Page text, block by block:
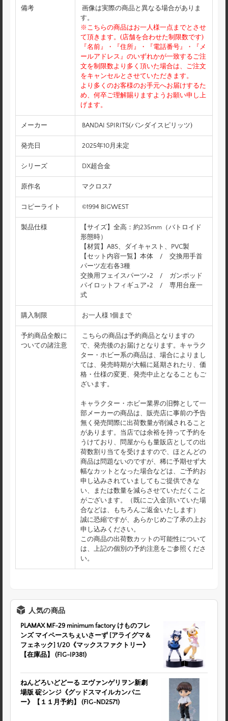
備考
画像は実際の商品と異なる場合がありま
す。
※こちらの商品はお一人様一点までとさせ
て頂きます。(店舗を合わせた制限数です)
『名前』・『住所』・『電話番号』・『メ
ールアドレス』のいずれかが一致するご注
文を制限数より多く頂いた場合は、ご注文
をキャンセルとさせていただきます。
より多くのお客様のお手元へお届けするた
め、何卒ご理解賜りますようお願い申し上
げます。
メーカー BANDAI SPIRITS(バンダイスピリッツ)
発売日 2025年10月未定
シリーズ DX超合金
原作名 マクロス7
コピーライト ©1994 BIGWEST
製品仕様
【サイズ】全高：約235mm（バトロイド
形態時）
【材質】ABS、ダイキャスト、PVC製
【セット内容一覧】本体 / 交換用手首
パーツ左右各3種
交換用フェイスパーツ×2 / ガンポッド
パイロットフィギュア×2 / 専用台座一
式
購入制限 お一人様 1個まで
予約商品全般に
ついての諸注意
こちらの商品は予約商品となりますの
で、発売後のお届けとなります。キャラク
ター・ホビー系の商品は、場合によりまし
ては、発売時期が大幅に延期されたり、価
格・仕様の変更、発売中止となることもご
ざいます。
キャラクター・ホビー業界の旧弊として一
部メーカーの商品は、販売店に事前の予告
無く発売間際に出荷数量が削減されること
があります。当店では余裕を持って予約を
うけており、問屋からも量販店としての出
荷数割り当てを受けますので、ほとんどの
商品は問題ないのですが、稀に予期せず大
幅なカットとなった場合などは、ご予約お
申し込みされていましてもご提供できな
い、または数量を減らさせていただくこと
がございます。（既にご入金頂いていた場
合などは、もちろんご返金いたします）
誠に恐縮ですが、あらかじめご了承の上お
申し込みください。
この商品の出荷数カットの可能性について
は、上記の個別の予約注意をご参照くださ
い。
人気の商品
PLAMAX MF-29 minimum factory けものフレ
ンズ マイペースちぇいさーず [アライグマ＆
フェネック] 1/20《マックスファクトリー》
【在庫品】 (FIG-IP381)
ねんどろいどどーる ヱヴァンゲリヲン新劇
場版 碇シンジ《グッドスマイルカンパニ
ー》【１１月予約】 (FIG-ND2571)